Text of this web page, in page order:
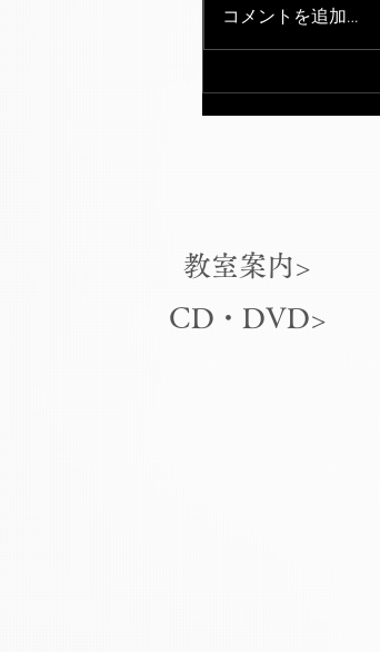
日中楽器宴会演奏
コメントを追加…
教室案内>
CD・DVD>